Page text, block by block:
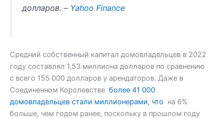
долларов. – Yahoo Finance
Средний собственный капитал домовладельцев в 2022
году составлял 1,53 миллиона долларов по сравнению
с всего 155 000 долларов у арендаторов. Даже в
Соединенном Королевстве более 41 000
домовладельцев стали миллионерами, что на 6%
больше, чем годом ранее, поскольку в прошлом году